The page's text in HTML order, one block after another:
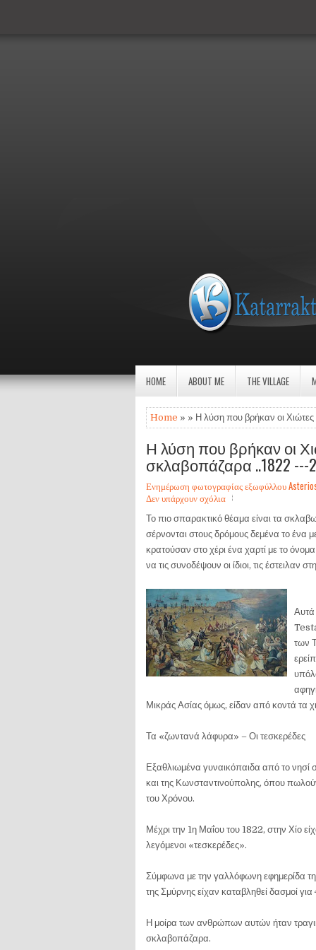
HOME ABOUT ME THE VILLAGE
Home » » Η λύση που βρήκαν οι
Η λύση που βρήκαν οι
σκλαβοπάζαρα ..1822 ---
Ενημέρωση φωτογραφίας εξωφύλλου
Δεν υπάρχουν σχόλια
Το πιο σπαρακτικό θέαμα είναι τα
σέρνονται στους δρόμους δεμένα το ένα
κρατούσαν στο χέρι ένα χαρτί με το
να τις συνοδέψουν οι ίδιοι, τις
Αυτά
των
Μικράς Ασίας όμως, είδαν από κοντά τα
Τα «ζωντανά λάφυρα» – Οι τεσκερέδες
Εξαθλιωμένα γυναικόπαιδα από το νησί
και της Κωνσταντινούπολης, όπου
του Χρόνου.
Μέχρι την 1η Μαΐου του 1822, στην Χίο
λεγόμενοι «τεσκερέδες».
Σύμφωνα με την γαλλόφωνη εφημερίδα
της Σμύρνης είχαν καταβληθεί δασμοί
Η μοίρα των ανθρώπων αυτών ήταν
σκλαβοπάζαρα.